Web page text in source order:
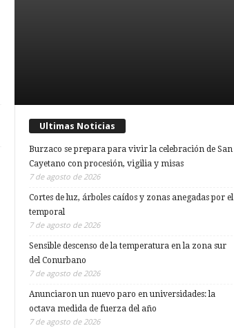
Ultimas Noticias
Burzaco se prepara para vivir la celebración de San
Cayetano con procesión, vigilia y misas
7 de agosto de 2026
Cortes de luz, árboles caídos y zonas anegadas por el
temporal
7 de agosto de 2026
Sensible descenso de la temperatura en la zona sur
del Conurbano
7 de agosto de 2026
Anunciaron un nuevo paro en universidades: la
octava medida de fuerza del año
7 de agosto de 2026